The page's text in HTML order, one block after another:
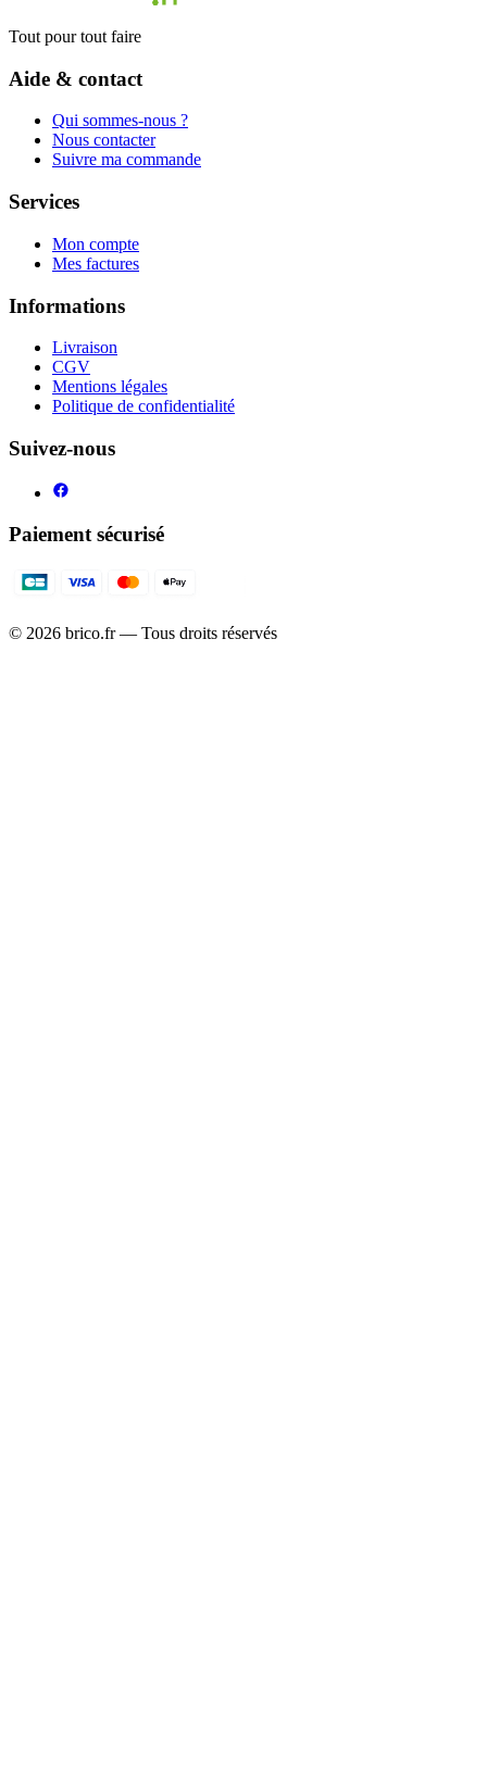
Tout pour tout faire
Aide & contact
Qui sommes-nous ?
Nous contacter
Suivre ma commande
Services
Mon compte
Mes factures
Informations
Livraison
CGV
Mentions légales
Politique de confidentialité
Suivez-nous
Paiement sécurisé
© 2026 brico.fr — Tous droits réservés